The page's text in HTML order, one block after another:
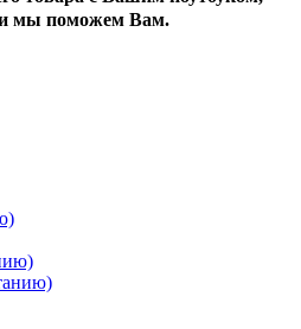
и мы поможем Вам.